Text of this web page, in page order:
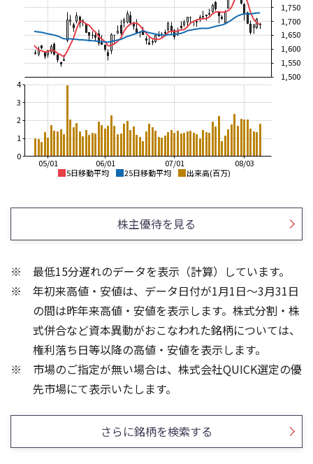
5日移動平均 25日移動平均 出来高(百万)
08/03
07/01
06/01
05/01
1,500
1,550
1,600
1,650
1,700
1,750
0
1
2
3
4
26/02
25/12
25/10
25/08
25/06
25/04
1,400
1,500
1,700
1,800
24/01
23/01
22/01
21/01
1,000
1,500
2,500
3,000
1
株主優待を見る
最低15分遅れのデータを表示（計算）しています。
年初来高値・安値は、データ日付が1月1日～3月31日
の間は昨年来高値・安値を表示します。株式分割・株
式併合など資本異動がおこなわれた銘柄については、
権利落ち日等以降の高値・安値を表示します。
市場のご指定が無い場合は、株式会社QUICK選定の優
先市場にて表示いたします。
さらに銘柄を検索する